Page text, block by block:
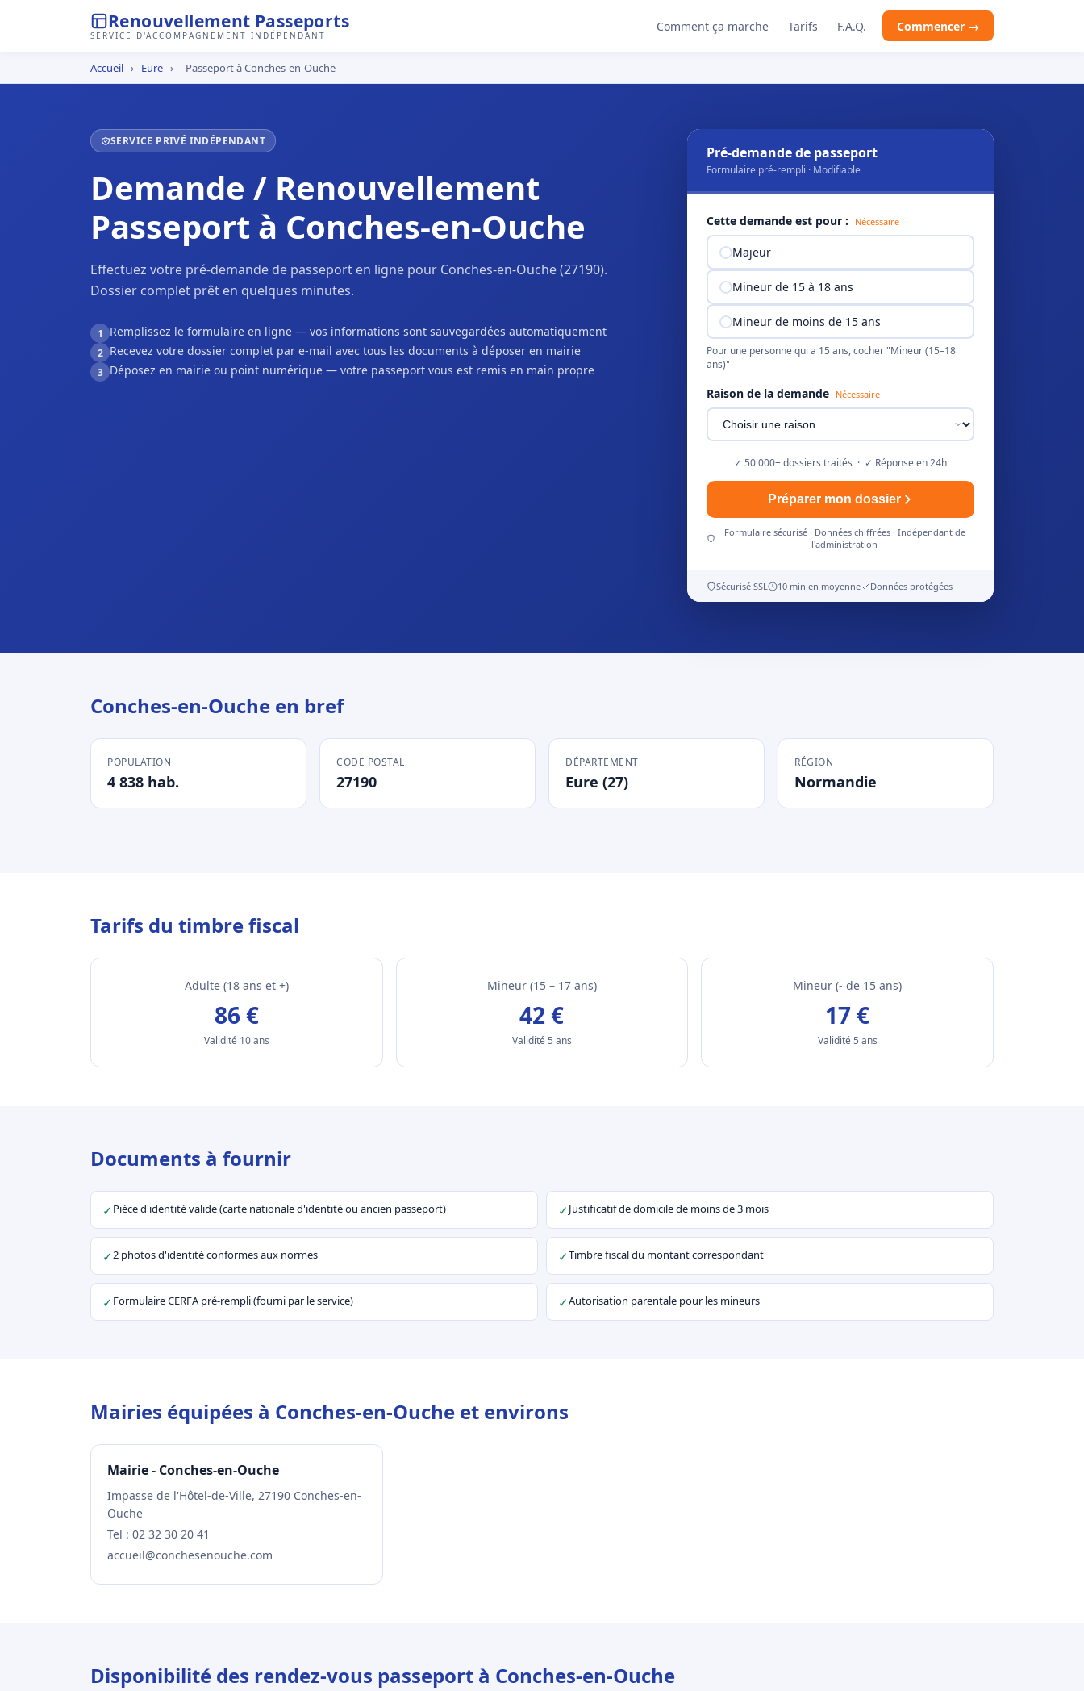
Renouvellement Passeports
SERVICE D'ACCOMPAGNEMENT INDÉPENDANT
Comment ça marche Tarifs F.A.Q. Commencer →
Accueil › Eure › Passeport à Conches-en-Ouche
SERVICE PRIVÉ INDÉPENDANT
Demande / Renouvellement
Passeport à Conches-en-Ouche
Effectuez votre pré-demande de passeport en ligne pour Conches-en-Ouche (27190).
Dossier complet prêt en quelques minutes.
1 Remplissez le formulaire en ligne — vos informations sont sauvegardées automatiquement
2 Recevez votre dossier complet par e-mail avec tous les documents à déposer en mairie
3 Déposez en mairie ou point numérique — votre passeport vous est remis en main propre
Pré-demande de passeport
Formulaire pré-rempli · Modifiable
Cette demande est pour : Nécessaire
Majeur
Mineur de 15 à 18 ans
Mineur de moins de 15 ans
Pour une personne qui a 15 ans, cocher "Mineur (15–18
ans)"
Raison de la demande Nécessaire
✓ 50 000+ dossiers traités · ✓ Réponse en 24h
Préparer mon dossier
Formulaire sécurisé · Données chiffrées · Indépendant de
l'administration
Sécurisé SSL 10 min en moyenne Données protégées
Conches-en-Ouche en bref
POPULATION
4 838 hab.
CODE POSTAL
27190
DÉPARTEMENT
Eure (27)
RÉGION
Normandie
Tarifs du timbre fiscal
Adulte (18 ans et +)
86 €
Validité 10 ans
Mineur (15 – 17 ans)
42 €
Validité 5 ans
Mineur (- de 15 ans)
17 €
Validité 5 ans
Documents à fournir
✓ Pièce d'identité valide (carte nationale d'identité ou ancien passeport) ✓Justificatif de domicile de moins de 3 mois
✓2 photos d'identité conformes aux normes ✓Timbre fiscal du montant correspondant
✓ Formulaire CERFA pré-rempli (fourni par le service) ✓Autorisation parentale pour les mineurs
Mairies équipées à Conches-en-Ouche et environs
Mairie - Conches-en-Ouche
Impasse de l'Hôtel-de-Ville, 27190 Conches-en-
Ouche
Tel : 02 32 30 20 41
accueil@conchesenouche.com
Disponibilité des rendez-vous passeport à Conches-en-Ouche